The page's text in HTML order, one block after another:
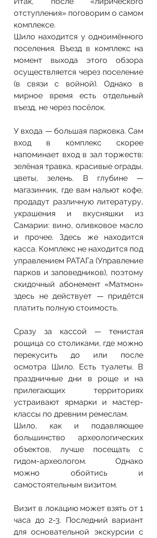
отступления» поговорим о самом
комплексе.
Шило находится у одноимённого
поселения. Въезд в комплекс на
момент выхода этого обзора
осуществляется через поселение
(в связи с войной). Однако в
мирное время есть отдельный
въезд, не через посёлок.
У входа — большая парковка. Сам
вход в комплекс скорее
напоминает вход в зал торжеств:
зелёная травка, красивые ограды,
цветы, зелень. В глубине —
магазинчик, где вам нальют кофе,
продадут различную литературу,
украшения и вкусняшки из
Самарии: вино, оливковое масло
и прочее. Здесь же находится
касса. Комплекс не находится под
управлением РАТАГа (Управление
парков и заповедников), поэтому
скидочный абонемент «Матмон»
здесь не действует — придётся
платить полную стоимость.
Сразу за кассой — тенистая
рощица со столиками, где можно
перекусить до или после
осмотра Шило. Есть туалеты. В
праздничные дни в роще и на
прилегающих территориях
устраивают ярмарки и мастер-
классы по древним ремеслам.
Шило, как и подавляющее
большинство археологических
объектов, лучше посещать с
гидом-археологом. Однако
можно обойтись и
самостоятельным визитом.
Визит в локацию может взять от 1
часа до 2-3. Последний вариант
для основательной экскурсии с